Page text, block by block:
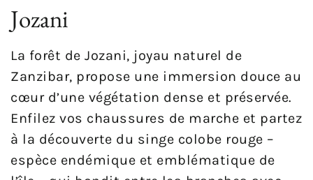
Jozani
La forêt de Jozani, joyau naturel de
Zanzibar, propose une immersion douce au
cœur d’une végétation dense et préservée.
Enfilez vos chaussures de marche et partez
à la découverte du singe colobe rouge –
espèce endémique et emblématique de